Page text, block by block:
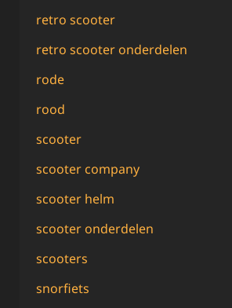
retro scooter
retro scooter onderdelen
rode
rood
scooter
scooter company
scooter helm
scooter onderdelen
scooters
snorfiets